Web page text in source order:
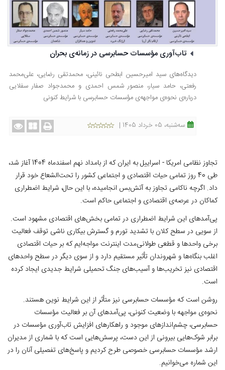
تاب‌آوری مؤسسات حسابرسی در زمانه‌ی بحران
دیدگاه‌های سید امیرحسین ابطحی نائینی، محمدتقی رضایی، علی‌محمد
رفعتی، حامد سیار، منصور شمس احمدی و محمدجواد صفار سفلایی
درباره‌ی نحوه‌ی مواجهه‌ی مؤسسات حسابرسی با شرایط کنونی
ﺳﻪشنبه، 05 خرداد 1405 |
تجاوز نظامی امریکا - اسراییل به ایران که از بامداد نهم اسفندماه 1404 آغاز شد،
طی 40 روز تمامی حیات اقتصادی و اجتماعی کشور را تحت‌الشعاع خود قرار
داد. اگرچه ناکامی تجاوز به آتش‌بس انجامیده، با این حال، شرایط اضطراری
کماکان در عرصه‌ی اقتصادی و اجتماعی حاکم است.
پی‌آمدهای این شرایط اضطراری در تمامی بخش‌های اقتصادی مشهود است.
از سویی در سطح کلان با تشدید تورم و گسترش بیکاری ناشی توقف فعالیت
برخی واحدها و قطعی طولانی‌مدت اینترنت مواجه‌ایم که بر حیات اقتصادی
اغلب بنگاه‌ها و شهروندان تأثیر مستقیم دارد و از سوی دیگر در سطح واحدهای
اقتصادی نیز تخریب‌ها و آسیب‌های جنگ تحمیلی شرایط جدیدی ایجاد کرده
است.
روشن است که مؤسسات حسابرسی نیز متأثر از این شرایط نوین هستند.
نحوه‌ی مواجهه با وضعیت کنونی، پی‌آمدهای آن بر فعالیت مؤسسات
حسابرسی، چشم‌اندازهای موجود و راهکارهای افزایش تاب‌آوری مؤسسات در
برابر شوک‌هایی بیرونی از این دست، پرسش‌هایی است که با شماری از مدیران
ارشد مؤسسات حسابرسی خصوصی طرح کردیم و پاسخ‌های تفصیلی آنان را در
این شماره می‌خوانیم.